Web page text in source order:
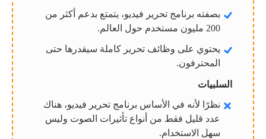
بصفته برنامج تحرير فيديو، يتمتع بدعم أكثر من
200 مليون مستخدم حول العالم.
يحتوي على وظائف تحرير كاملة سيقدرها حتى
المحترفون.
السلبيات
نظرًا لأنه في الأساس برنامج تحرير فيديو، هناك
عدد قليل فقط من أنواع تأثيرات الصوت وليس
سهل الاستخدام.